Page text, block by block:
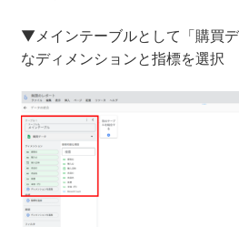
▼メインテーブルとして「購買
なディメンションと指標を選択